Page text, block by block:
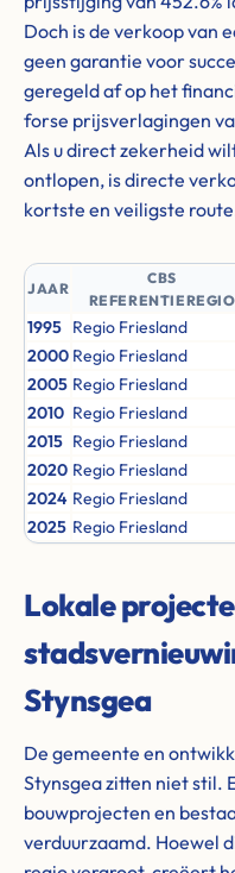
Doch is de verkoop van
geen garantie voor
geregeld af op het
forse prijsverlagingen
Als u direct zekerheid
ontlopen, is directe
kortste en veiligste
JAAR
CBS
REFERENTIEREGIO
1995 Regio Friesland
2000 Regio Friesland
2005 Regio Friesland
2010 Regio Friesland
2015 Regio Friesland
2020 Regio Friesland
2024 Regio Friesland
2025 Regio Friesland
Lokale
Stynsgea
De gemeente en
Stynsgea zitten niet stil.
bouwprojecten en
verduurzaamd. Hoewel